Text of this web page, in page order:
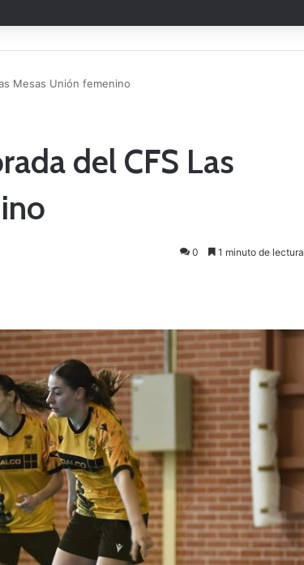
Mesas Unión femenino
del CFS Las
0 1 minuto de lectura